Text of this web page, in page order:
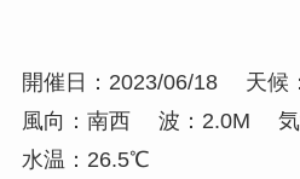
開催日：2023/06/18
天候
風向：南西
波：2.0M
水温：26.5℃